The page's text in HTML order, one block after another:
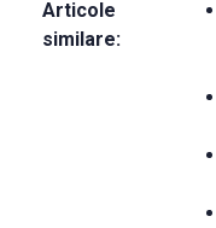
Articole
similare: